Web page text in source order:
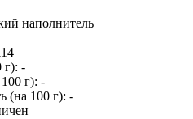
наполнитель
г): -
г): -
(на 100 г): -